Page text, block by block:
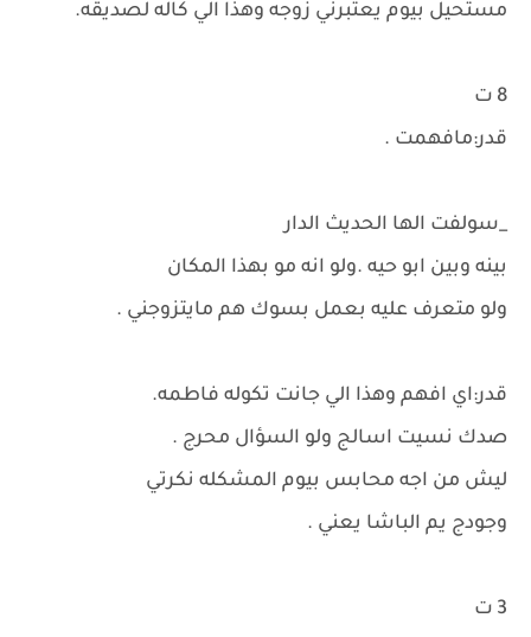
مستحيل بيوم يعتبرني زوجه وهذا الي كاله لصديقه.
8 ت
قدر:مافهمت .
_سولفت الها الحديث الدار
بينه وبين ابو حيه .ولو انه مو بهذا المكان
ولو متعرف عليه بعمل بسوك هم مايتزوجني .
قدر:اي افهم وهذا الي جانت تكوله فاطمه.
صدك نسيت اسالج ولو السؤال محرج .
ليش من اجه محابس بيوم المشكله نكرتي
وجودج يم الباشا يعني .
3 ت